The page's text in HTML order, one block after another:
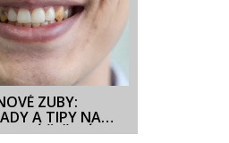
ZUBY:
A TIPY NA
ŘEŠENÍ